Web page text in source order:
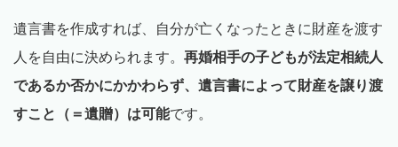
遺言書を作成すれば、自分が亡くなったときに財産を渡す
人を自由に決められます。 再婚相手の子どもが法定相続人
であるか否かにかかわらず、遺言書によって財産を譲り渡
すこと（＝遺贈）は可能です。